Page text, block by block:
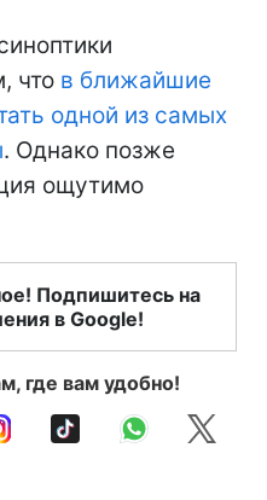
что в ближайшие
одной из самых
. Однако позже
ощутимо
Подпишитесь на
в Google!
где вам удобно!